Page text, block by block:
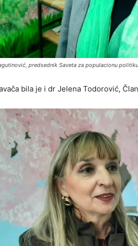
predsednik Saveta za populacionu politiku
bila je i dr Jelena Todorović,